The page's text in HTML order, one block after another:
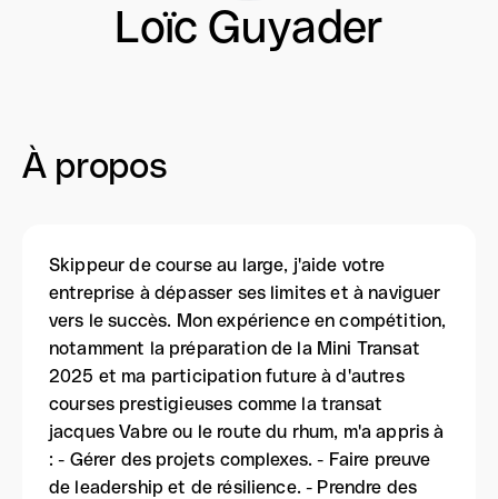
Loïc Guyader
À propos
Skippeur de course au large, j'aide votre
entreprise à dépasser ses limites et à naviguer
vers le succès. Mon expérience en compétition,
notamment la préparation de la Mini Transat
2025 et ma participation future à d'autres
courses prestigieuses comme la transat
jacques Vabre ou le route du rhum, m'a appris à
: - Gérer des projets complexes. - Faire preuve
de leadership et de résilience. - Prendre des